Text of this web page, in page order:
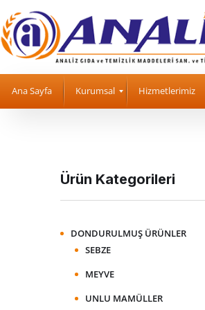
Ana Sayfa Kurumsal Hizmetlerimiz
Ürün Kategorileri
DONDURULMUŞ ÜRÜNLER
SEBZE
MEYVE
UNLU MAMÜLLER